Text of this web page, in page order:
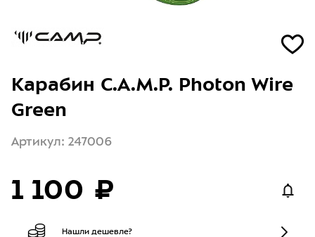
Карабин C.A.M.P. Photon Wire
Green
Артикул: 247006
1 100 ₽
Нашли дешевле?